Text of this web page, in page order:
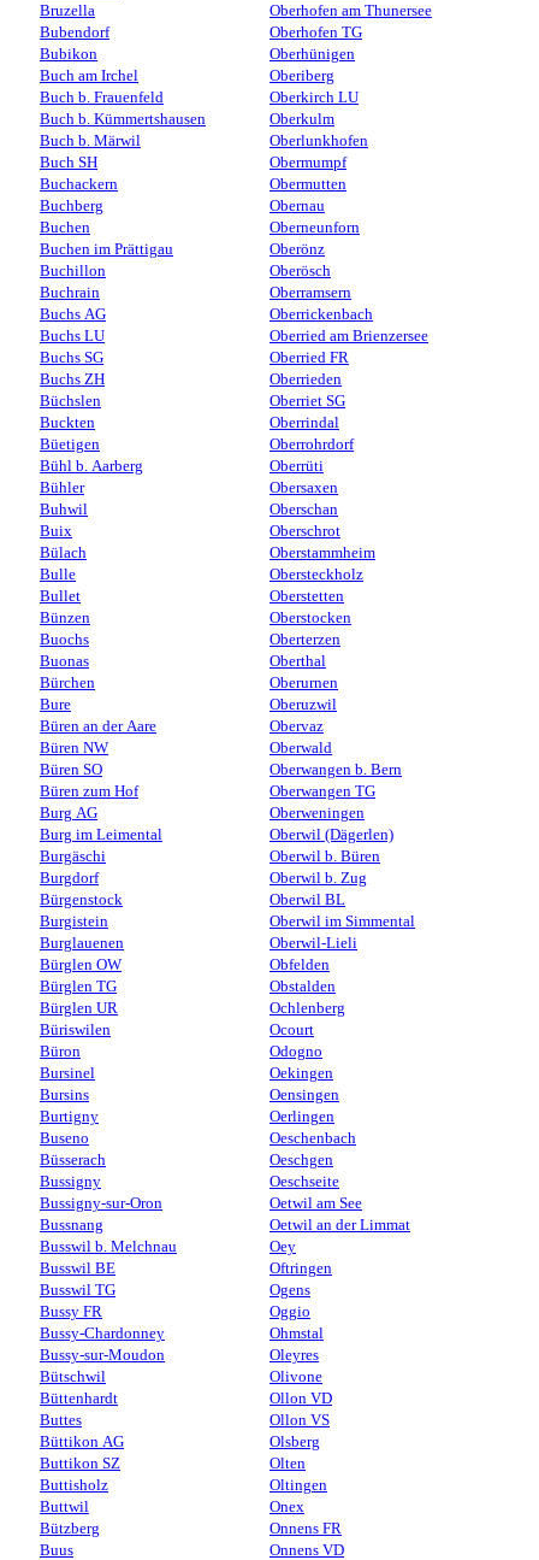
Bruzella
Bubendorf
Bubikon
Buch am Irchel
Buch b. Frauenfeld
Buch b. Kümmertshausen
Buch b. Märwil
Buch SH
Buchackern
Buchberg
Buchen
Buchen im Prättigau
Buchillon
Buchrain
Buchs AG
Buchs LU
Buchs SG
Buchs ZH
Büchslen
Buckten
Büetigen
Bühl b. Aarberg
Bühler
Buhwil
Buix
Bülach
Bulle
Bullet
Bünzen
Buochs
Buonas
Bürchen
Bure
Büren an der Aare
Büren NW
Büren SO
Büren zum Hof
Burg AG
Burg im Leimental
Burgäschi
Burgdorf
Bürgenstock
Burgistein
Burglauenen
Bürglen OW
Bürglen TG
Bürglen UR
Büriswilen
Büron
Bursinel
Bursins
Burtigny
Buseno
Büsserach
Bussigny
Bussigny-sur-Oron
Bussnang
Busswil b. Melchnau
Busswil BE
Busswil TG
Bussy FR
Bussy-Chardonney
Bussy-sur-Moudon
Bütschwil
Büttenhardt
Buttes
Büttikon AG
Buttikon SZ
Buttisholz
Buttwil
Bützberg
Buus
Oberhofen am Thunersee
Oberhofen TG
Oberhünigen
Oberiberg
Oberkirch LU
Oberkulm
Oberlunkhofen
Obermumpf
Obermutten
Obernau
Oberneunforn
Oberönz
Oberösch
Oberramsern
Oberrickenbach
Oberried am Brienzersee
Oberried FR
Oberrieden
Oberriet SG
Oberrindal
Oberrohrdorf
Oberrüti
Obersaxen
Oberschan
Oberschrot
Oberstammheim
Obersteckholz
Oberstetten
Oberstocken
Oberterzen
Oberthal
Oberurnen
Oberuzwil
Obervaz
Oberwald
Oberwangen b. Bern
Oberwangen TG
Oberweningen
Oberwil (Dägerlen)
Oberwil b. Büren
Oberwil b. Zug
Oberwil BL
Oberwil im Simmental
Oberwil-Lieli
Obfelden
Obstalden
Ochlenberg
Ocourt
Odogno
Oekingen
Oensingen
Oerlingen
Oeschenbach
Oeschgen
Oeschseite
Oetwil am See
Oetwil an der Limmat
Oey
Oftringen
Ogens
Oggio
Ohmstal
Oleyres
Olivone
Ollon VD
Ollon VS
Olsberg
Olten
Oltingen
Onex
Onnens FR
Onnens VD